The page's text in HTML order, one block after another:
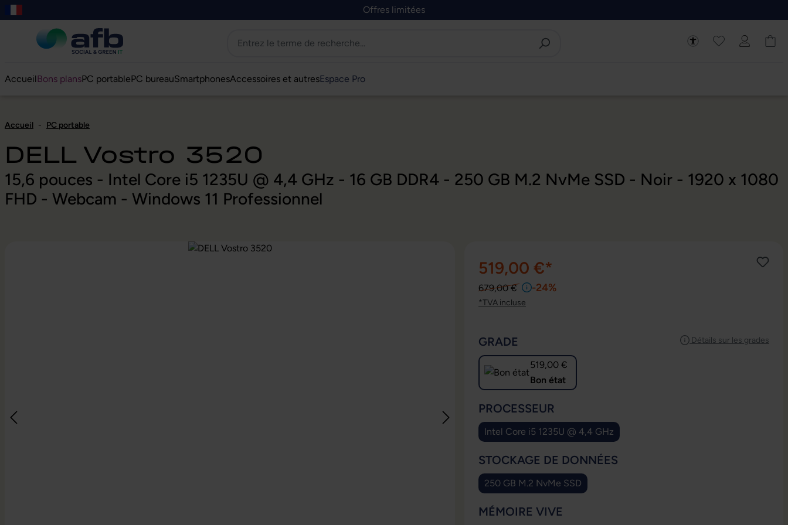
au contenu principal
à la recherche
Passer à la navigation principale
Skip to B2B platform navigation Offres limitées
AccueilBons plansPC portablePC bureauSmartphonesAccessoires et autresEspace Pro
Accueil - PC portable
DELL Vostro 3520
15,6 pouces - Intel Core i5 1235U @ 4,4 GHz - 16 GB DDR4 - 250 GB M.2 NvMe SSD - Noir - 1920 x 1080
FHD - Webcam - Windows 11 Professionnel
519,00 €*
679,00 € -24%
*TVA incluse
Détails sur les grades
SÉLECTIONNEZ
GRADE
519,00 €
Bon état
SÉLECTIONNEZ
PROCESSEUR
Intel Core i5 1235U @ 4,4 GHz
SÉLECTIONNEZ
STOCKAGE DE DONNÉES
250 GB M.2 NvMe SSD
SÉLECTIONNEZ
MÉMOIRE VIVE